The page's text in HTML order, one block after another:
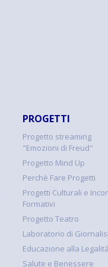
PROGETTI
Progetto streaming
"Emozioni di Freud"
Progetto Mind Up
Perchè Fare Progetti
Progetti Culturali e
Formativi
Progetto Teatro
Laboratorio di
Educazione alla Legalità
Salute e Benessere